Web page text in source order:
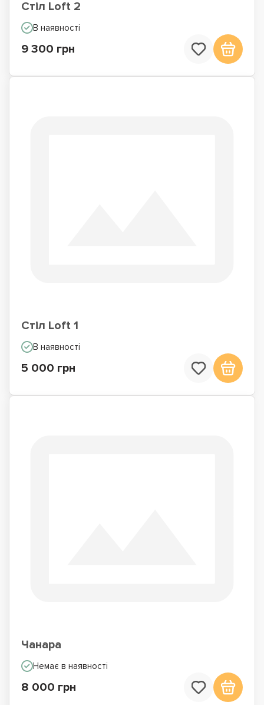
Стіл Loft 2
В наявності
9 300 грн
Стіл Loft 1
В наявності
5 000 грн
Чанара
Немає в наявності
8 000 грн